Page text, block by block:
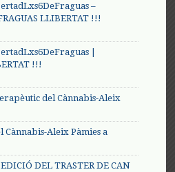
–
LLIBERTAT !!!
|
!!!
del Cànnabis-Aleix
Cànnabis-Aleix Pàmies a
DEL TRASTER DE CAN